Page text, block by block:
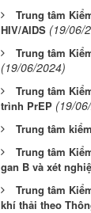
Trung tâm
HIV/AIDS (19/06/
Trung tâm
(19/06/2024)
Trung tâm
trình PrEP (19/
Trung tâm
Trung tâm
gan B và xét
Trung tâm
khí thải theo